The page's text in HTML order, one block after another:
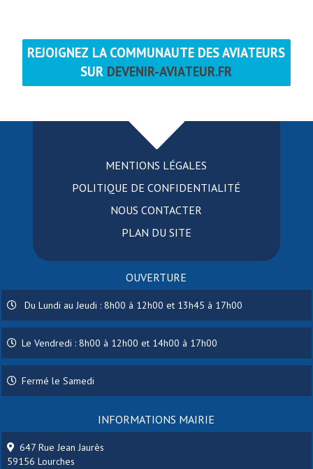
REJOIGNEZ LA COMMUNAUTE DES AVIATEURS
SUR DEVENIR-AVIATEUR.FR
MENTIONS LÉGALES
POLITIQUE DE CONFIDENTIALITÉ
NOUS CONTACTER
PLAN DU SITE
OUVERTURE
Du Lundi au Jeudi : 8h00 à 12h00 et 13h45 à 17h00
Le Vendredi : 8h00 à 12h00 et 14h00 à 17h00
Fermé le Samedi
INFORMATIONS MAIRIE
647 Rue Jean Jaurès
59156 Lourches